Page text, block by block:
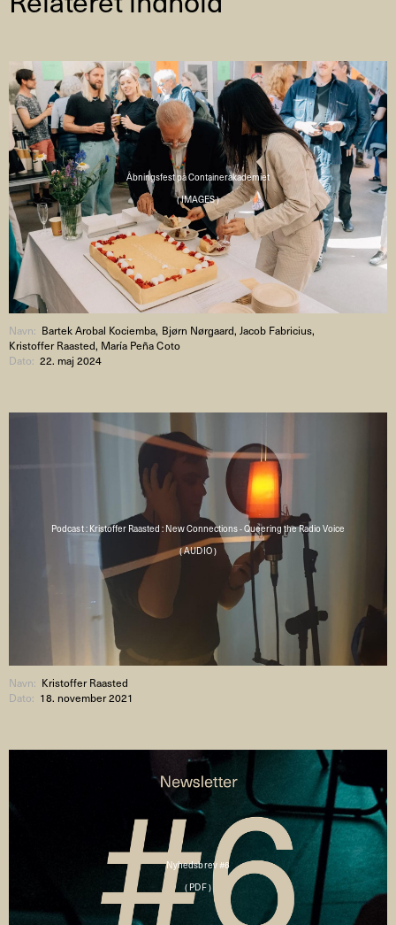
Åbningsfest på Containerakademiet
( IMAGES )
Navn: Bartek Arobal Kociemba, Bjørn Nørgaard, Jacob Fabricius,
Kristoffer Raasted, María Peña Coto
Dato:22. maj 2024
Podcast : Kristoffer Raasted : New Connections - Queering the Radio Voice
( AUDIO )
Navn: Kristoffer Raasted
Dato: 18. november 2021
Nyhedsbrev #6
( PDF )